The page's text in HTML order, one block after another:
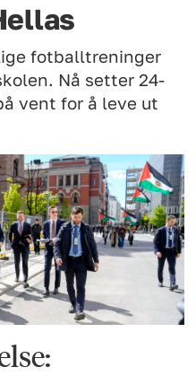
fotballtreninger
Nå setter 24-
vent for å leve ut